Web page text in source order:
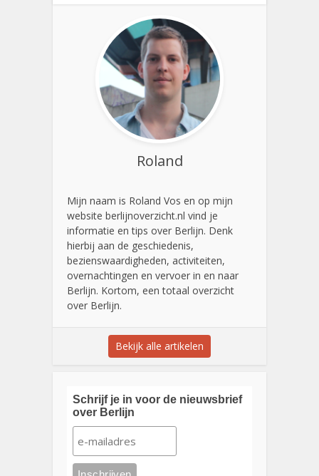
Roland
Mijn naam is Roland Vos en op mijn
website berlijnoverzicht.nl vind je
informatie en tips over Berlijn. Denk
hierbij aan de geschiedenis,
bezienswaardigheden, activiteiten,
overnachtingen en vervoer in en naar
Berlijn. Kortom, een totaal overzicht
over Berlijn.
Bekijk alle artikelen
Schrijf je in voor de nieuwsbrief
over Berlijn